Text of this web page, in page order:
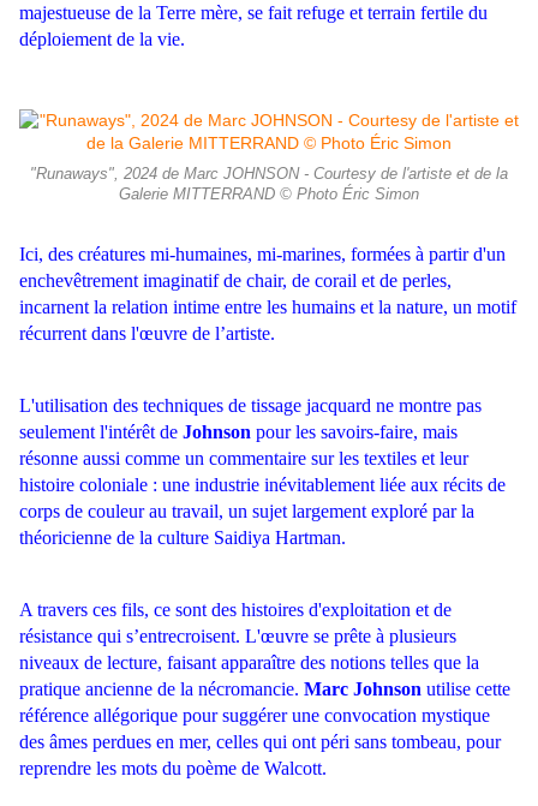
majestueuse de la Terre mère, se fait refuge et terrain fertile du
déploiement de la vie.
"Runaways", 2024 de Marc JOHNSON - Courtesy de l'artiste et de la
Galerie MITTERRAND © Photo Éric Simon
Ici, des créatures mi-humaines, mi-marines, formées à partir d'un
enchevêtrement imaginatif de chair, de corail et de perles,
incarnent la relation intime entre les humains et la nature, un motif
récurrent dans l'œuvre de l’artiste.
L'utilisation des techniques de tissage jacquard ne montre pas
seulement l'intérêt de Johnson pour les savoirs-faire, mais
résonne aussi comme un commentaire sur les textiles et leur
histoire coloniale : une industrie inévitablement liée aux récits de
corps de couleur au travail, un sujet largement exploré par la
théoricienne de la culture Saidiya Hartman.
A travers ces fils, ce sont des histoires d'exploitation et de
résistance qui s’entrecroisent. L'œuvre se prête à plusieurs
niveaux de lecture, faisant apparaître des notions telles que la
pratique ancienne de la nécromancie. Marc Johnson utilise cette
référence allégorique pour suggérer une convocation mystique
des âmes perdues en mer, celles qui ont péri sans tombeau, pour
reprendre les mots du poème de Walcott.